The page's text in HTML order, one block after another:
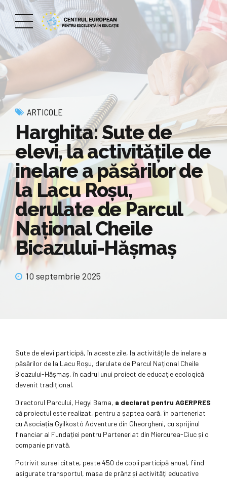
ARTICOLE
Harghita: Sute de
elevi, la activitățile de
inelare a păsărilor de
la Lacu Roșu,
derulate de Parcul
Național Cheile
Bicazului-Hășmaș
10 septembrie 2025
Sute de elevi participă, în aceste zile, la activitățile de inelare a
păsărilor de la Lacu Roșu, derulate de Parcul Național Cheile
Bicazului-Hășmaș, în cadrul unui proiect de educație ecologică
devenit tradițional.
Directorul Parcului, Hegyi Barna, a declarat pentru AGERPRES
că proiectul este realizat, pentru a șaptea oară, în parteneriat
cu Asociația Gyilkostó Adventure din Gheorgheni, cu sprijinul
financiar al Fundației pentru Parteneriat din Miercurea-Ciuc și o
companie privată.
Potrivit sursei citate, peste 450 de copii participă anual, fiind
asigurate transportul, masa de prânz și activități educative